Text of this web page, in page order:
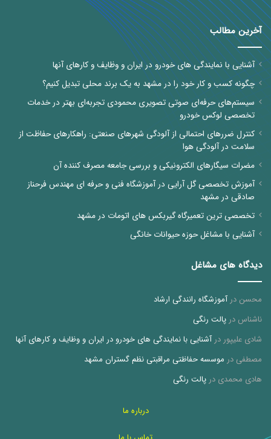
آخرین مطالب
آشنایی با نمایندگی های خودرو در ایران و وظایف و کارهای آنها
چگونه کسب و کار خود را در مشهد به یک برند محلی تبدیل کنیم؟
سیستم‌های حرفه‌ای صوتی تصویری محمودی تجربه‌ای بهتر در خدمات
تخصصی لوکس خودرو
کنترل ضررهای احتمالی از آلودگی شهرهای صنعتی: راهکارهای حفاظت از
سلامت در آلودگی هوا
مضرات سیگارهای الکترونیکی و بررسی جامعه مصرف کننده آن
آموزش تخصصی گل آرایی در آموزشگاه فنی و حرفه ای مهندس فرحناز
صادقی در مشهد
تخصصی ترین تعمیرگاه گیربکس های اتومات در مشهد
آشنایی با مشاغل حوزه حیوانات خانگی
دیدگاه های مشاغل
محسن درآموزشگاه رانندگی ارشاد
ناشناس در پالت رنگی
شادی علیپور درآشنایی با نمایندگی های خودرو در ایران و وظایف و کارهای آنها
مصطفی در موسسه حفاظتی مراقبتی نظم گستران مشهد
هادی محمدی در پالت رنگی
درباره ما